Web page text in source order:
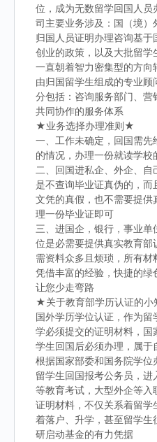
位，成为无数留学回国人
司主要业务涉及：国（境
归国人员证明办理咨询基于
创业的政策，以及大批留学
一直朝着智力密集型的方
由归国留学生组成的专业
分包括：咨询服务部门、营
共同协作的服务体系
★业务选择办理准则★
一、工作未确定，回国需
的情况，办理一份就读学校
二、回国进私企、外企、
是不查询毕业证真伪的，
文凭的真假，也不需要提
理一份毕业证即可
三、进国企，银行，事业
位是必需要提供真实教育
需资料众多且烦琐，所有
凭借丰富的经验，快捷的绿
让您少走弯路
★关于教育部学历认证的小
国外学历学位认证，作为
学必须提交的证明材料，
学生回国后必须办理，属
根据国家部委和国务院学
留学生回国报考公务员，
等教育考试，大型外企等
证明材料，不仅关系着留
着落户、升学，甚至留学
研启动基金的有力凭据